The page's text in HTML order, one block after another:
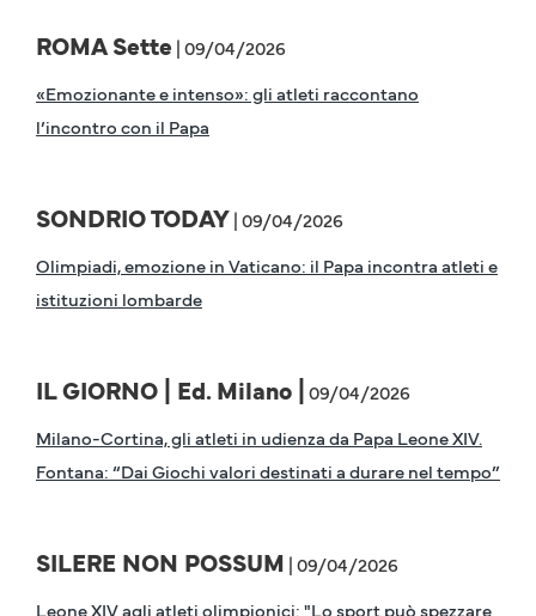
ROMA Sette | 09/04/2026
«Emozionante e intenso»: gli atleti raccontano
l’incontro con il Papa
SONDRIO TODAY| 09/04/2026
Olimpiadi, emozione in Vaticano: il Papa incontra atleti e
istituzioni lombarde
IL GIORNO | Ed. Milano |
09/04/2026
Milano-Cortina, gli atleti in udienza da Papa Leone XIV.
Fontana: “Dai Giochi valori destinati a durare nel tempo”
SILERE NON POSSUM | 09/04/2026
Leone XIV agli atleti olimpionici: "Lo sport può spezzare